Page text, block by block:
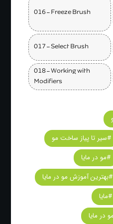
016 – Freeze Brush
017 – Select Brush
018 – Working with
Modifiers
#سیر تا پیاز ساخت مو
#مو در مایا
#بهترین آموزش مو در مایا
#مایا
مایا